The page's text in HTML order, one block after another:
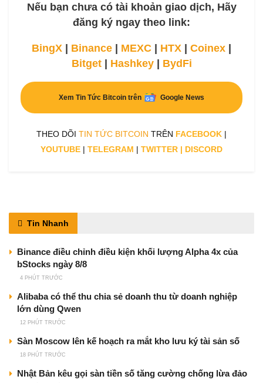
Nếu bạn chưa có tài khoản giao dịch, Hãy
đăng ký ngay theo link:
BingX | Binance | MEXC | HTX | Coinex |
Bitget| Hashkey| BydFi
Xem Tin Tức Bitcoin trên Google News
THEO DÕI TIN TỨC BITCOIN TRÊN FACEBOOK |
YOUTUBE | TELEGRAM | TWITTER | DISCORD
Tin Nhanh
Binance điều chỉnh điều kiện khối lượng Alpha 4x của
bStocks ngày 8/8
4 PHÚT TRƯỚC
Alibaba có thể thu chia sẻ doanh thu từ doanh nghiệp
lớn dùng Qwen
12 PHÚT TRƯỚC
Sàn Moscow lên kế hoạch ra mắt kho lưu ký tài sản số
18 PHÚT TRƯỚC
Nhật Bản kêu gọi sàn tiền số tăng cường chống lừa đảo